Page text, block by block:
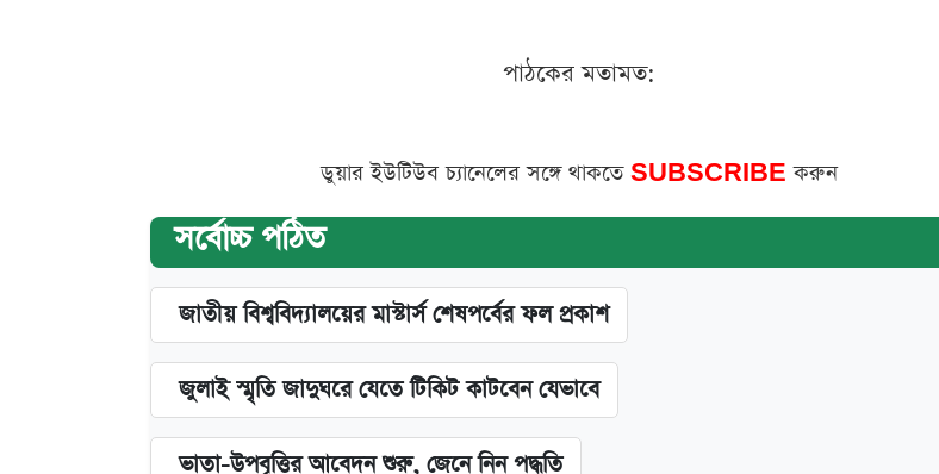
পাঠকের মতামত:
ডুয়ার ইউটিউব চ্যানেলের সঙ্গে থাকতে SUBSCRIBEকরুন
সর্বোচ্চ পঠিত
জাতীয় বিশ্ববিদ্যালয়ের মাস্টার্স শেষপর্বের ফল প্রকাশ
জুলাই স্মৃতি জাদুঘরে যেতে টিকিট কাটবেন যেভাবে
ভাতা-উপবৃত্তির আবেদন শুরু, জেনে নিন পদ্ধতি